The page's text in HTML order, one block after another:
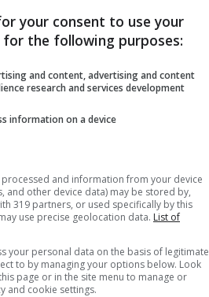
italiana
e c’è pure
del tecnico non avrebbe
l’incidente è avvenuto
ad un nuovo e tragico
your consent to use your
the following purposes:
and content, advertising and content
research and services development
information on a device
and information from your device
and other device data) may be stored by,
319 partners, or used specifically by this
use precise geolocation data. List of
your personal data on the basis of legitimate
to by managing your options below. Look
page or in the site menu to manage or
and cookie settings.